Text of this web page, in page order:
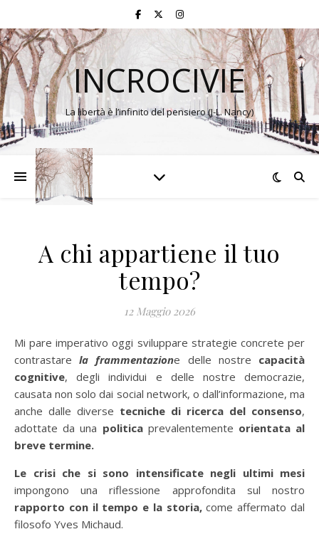
INCROCIVIE
La libertà è l’infinito del pensiero (J-L. Nancy)
A chi appartiene il tuo
tempo?
12 Maggio 2026
Mi pare imperativo oggi sviluppare strategie concrete per
contrastarela frammentazione delle nostre capacità
cognitive, degli individui e delle nostre democrazie,
causata non solo dai social network, o dall’informazione, ma
anche dalle diverse tecniche di ricerca del consenso,
adottate da una politicaprevalentemente orientata al
breve termine.
Le crisi che si sono intensificate negli ultimi mesi
impongono una riflessione approfondita sul nostro
rapporto con il tempo e la storia,come affermato dal
filosofo Yves Michaud.